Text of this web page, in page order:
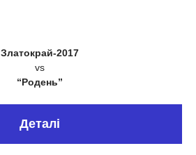
Златокрай-2017
vs
“Родень”
Деталі